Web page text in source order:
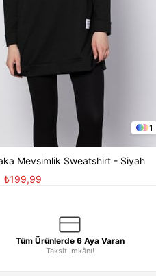
1
Mevsimlik Sweatshirt - Siyah
₺199,99
Tüm Ürünlerde 6 Aya Varan
Taksit İmkânı!